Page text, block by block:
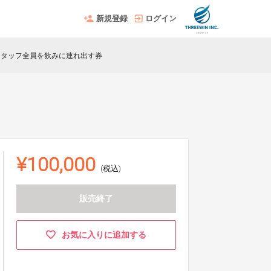
新規登録 ログイン
ッフ全員を飲みに連れ出す券
¥100,000 (税込)
販売終了
お気に入りに追加する